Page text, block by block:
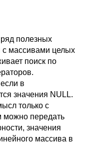
полезных
с массивами целых
поиск по
в
значения NULL.
только с
передать
значения
массива в